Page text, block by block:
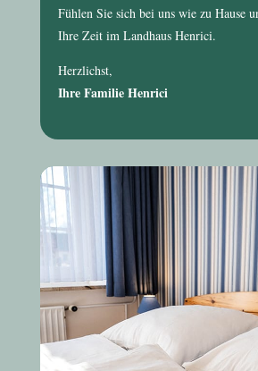
Fühlen Sie sich bei uns wie zu Hause
Ihre Zeit im Landhaus Henrici.
Herzlichst,
Ihre Familie Henrici